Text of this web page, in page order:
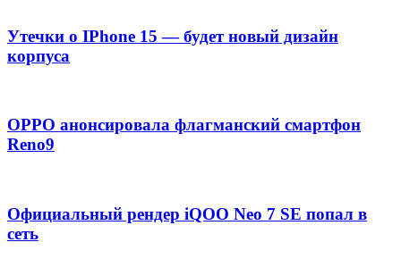
Утечки о IPhone 15 — будет новый дизайн
корпуса
OPPO анонсировала флагманский смартфон
Reno9
Официальный рендер iQOO Neo 7 SE попал в
сеть